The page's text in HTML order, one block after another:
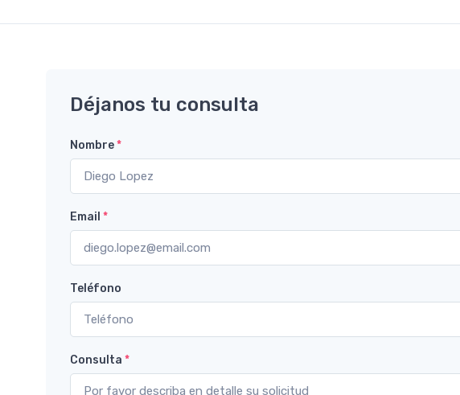
Déjanos tu consulta
Nombre*
Email *
Teléfono
Consulta *